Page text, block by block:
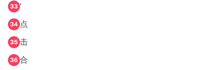
33 '
34 点
35 击
36 合